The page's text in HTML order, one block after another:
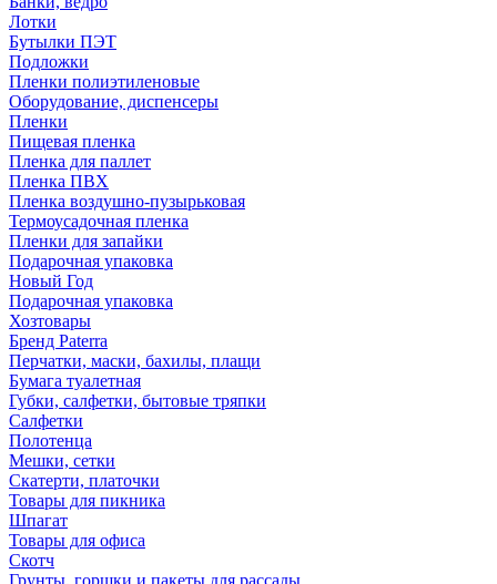
Лотки
Бутылки ПЭТ
Подложки
Пленки полиэтиленовые
Оборудование, диспенсеры
Пленки
Пищевая пленка
Пленка для паллет
Пленка ПВХ
Пленка воздушно-пузырьковая
Термоусадочная пленка
Пленки для запайки
Подарочная упаковка
Новый Год
Подарочная упаковка
Хозтовары
Бренд Paterra
Перчатки, маски, бахилы, плащи
Бумага туалетная
Губки, салфетки, бытовые тряпки
Салфетки
Полотенца
Мешки, сетки
Скатерти, платочки
Товары для пикника
Шпагат
Товары для офиса
Скотч
Грунты, горшки и пакеты для рассады